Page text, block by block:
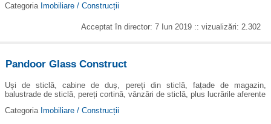
Categoria Imobiliare / Construcții
Acceptat în director: 7 Iun 2019 :: vizualizări: 2.302
Pandoor Glass Construct
Uși de sticlă, cabine de duș, pereți din sticlă, fațade de magazin,
balustrade de sticlă, pereți cortină, vânzări de sticlă, plus lucrările aferente
Categoria Imobiliare / Construcții